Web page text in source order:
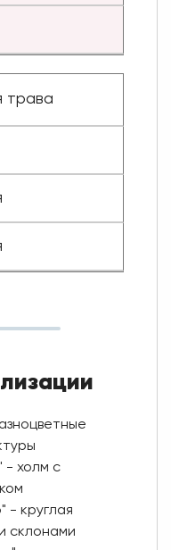
трава
- холм с
- круглая
склонами